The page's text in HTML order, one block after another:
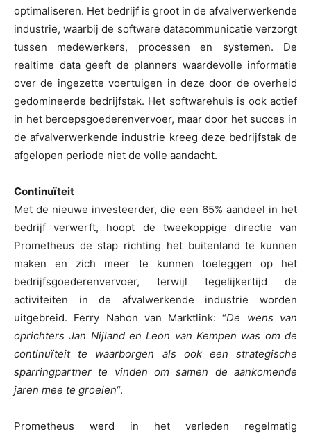
optimaliseren. Het bedrijf is groot in de afvalverwerkende
industrie, waarbij de software datacommunicatie verzorgt
tussen medewerkers, processen en systemen. De
realtime data geeft de planners waardevolle informatie
over de ingezette voertuigen in deze door de overheid
gedomineerde bedrijfstak. Het softwarehuis is ook actief
in het beroepsgoederenvervoer, maar door het succes in
de afvalverwerkende industrie kreeg deze bedrijfstak de
afgelopen periode niet de volle aandacht.
Continuïteit
Met de nieuwe investeerder, die een 65% aandeel in het
bedrijf verwerft, hoopt de tweekoppige directie van
Prometheus de stap richting het buitenland te kunnen
maken en zich meer te kunnen toeleggen op het
bedrijfsgoederenvervoer, terwijl tegelijkertijd de
activiteiten in de afvalwerkende industrie worden
uitgebreid. Ferry Nahon van Marktlink: “De wens van
oprichters Jan Nijland en Leon van Kempen was om de
continuïteit te waarborgen als ook een strategische
sparringpartner te vinden om samen de aankomende
jaren mee te groeien“.
Prometheus werd in het verleden regelmatig